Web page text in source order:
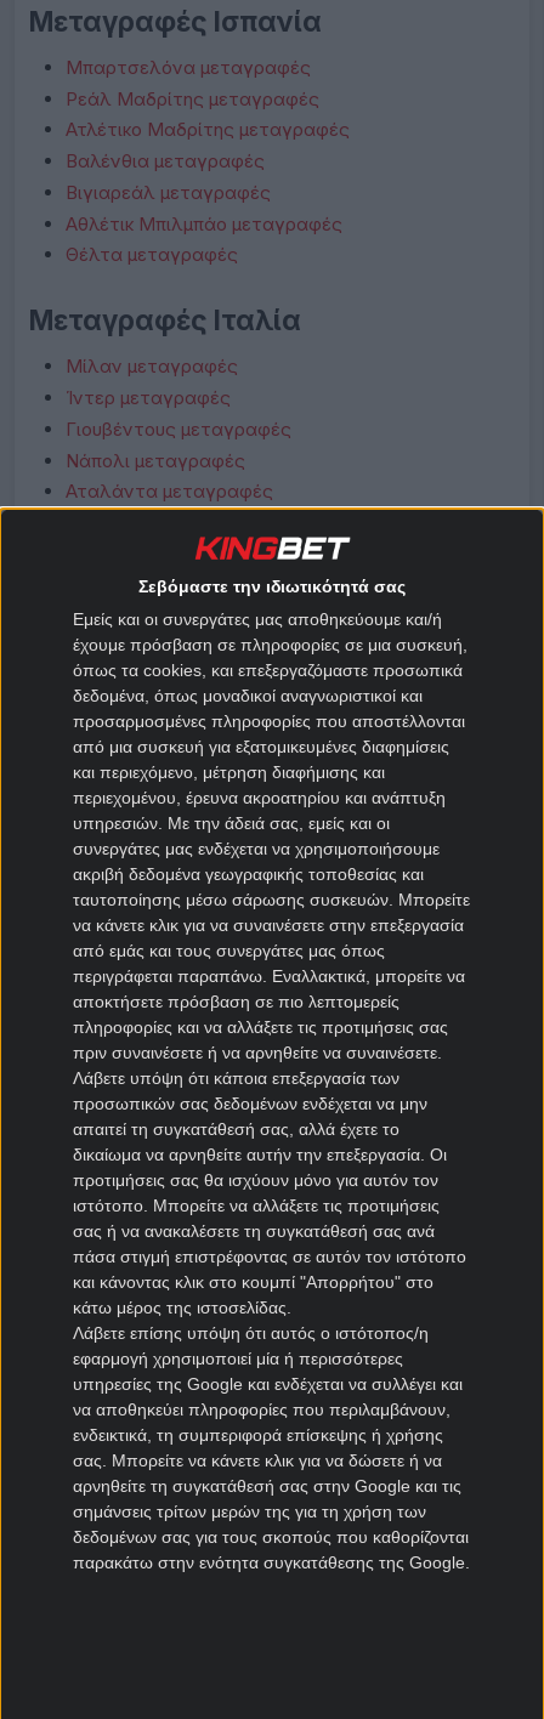
Σεβόμαστε την ιδιωτικότητά σας
Εμείς και οι συνεργάτες μας αποθηκεύουμε και/ή
έχουμε πρόσβαση σε πληροφορίες σε μια συσκευή,
όπως τα cookies, και επεξεργαζόμαστε προσωπικά
δεδομένα, όπως μοναδικοί αναγνωριστικοί και
προσαρμοσμένες πληροφορίες που αποστέλλονται
από μια συσκευή για εξατομικευμένες διαφημίσεις
και περιεχόμενο, μέτρηση διαφήμισης και
περιεχομένου, έρευνα ακροατηρίου και ανάπτυξη
υπηρεσιών. Με την άδειά σας, εμείς και οι
συνεργάτες μας ενδέχεται να χρησιμοποιήσουμε
ακριβή δεδομένα γεωγραφικής τοποθεσίας και
ταυτοποίησης μέσω σάρωσης συσκευών. Μπορείτε
να κάνετε κλικ για να συναινέσετε στην επεξεργασία
από εμάς και τους συνεργάτες μας όπως
περιγράφεται παραπάνω. Εναλλακτικά, μπορείτε να
αποκτήσετε πρόσβαση σε πιο λεπτομερείς
πληροφορίες και να αλλάξετε τις προτιμήσεις σας
πριν συναινέσετε ή να αρνηθείτε να συναινέσετε.
Λάβετε υπόψη ότι κάποια επεξεργασία των
προσωπικών σας δεδομένων ενδέχεται να μην
απαιτεί τη συγκατάθεσή σας, αλλά έχετε το
δικαίωμα να αρνηθείτε αυτήν την επεξεργασία. Οι
προτιμήσεις σας θα ισχύουν μόνο για αυτόν τον
ιστότοπο. Μπορείτε να αλλάξετε τις προτιμήσεις
σας ή να ανακαλέσετε τη συγκατάθεσή σας ανά
πάσα στιγμή επιστρέφοντας σε αυτόν τον ιστότοπο
και κάνοντας κλικ στο κουμπί "Απορρήτου" στο
κάτω μέρος της ιστοσελίδας.
Λάβετε επίσης υπόψη ότι αυτός ο ιστότοπος/η
εφαρμογή χρησιμοποιεί μία ή περισσότερες
υπηρεσίες της Google και ενδέχεται να συλλέγει και
να αποθηκεύει πληροφορίες που περιλαμβάνουν,
ενδεικτικά, τη συμπεριφορά επίσκεψης ή χρήσης
σας. Μπορείτε να κάνετε κλικ για να δώσετε ή να
αρνηθείτε τη συγκατάθεσή σας στην Google και τις
σημάνσεις τρίτων μερών της για τη χρήση των
δεδομένων σας για τους σκοπούς που καθορίζονται
παρακάτω στην ενότητα συγκατάθεσης της Google.
Μεταγραφές Ισπανία
Μπαρτσελόνα μεταγραφές
Ρεάλ Μαδρίτης μεταγραφές
Ατλέτικο Μαδρίτης μεταγραφές
Βαλένθια μεταγραφές
Βιγιαρεάλ μεταγραφές
Αθλέτικ Μπιλμπάο μεταγραφές
Θέλτα μεταγραφές
Μεταγραφές Ιταλία
Μίλαν μεταγραφές
Ίντερ μεταγραφές
Γιουβέντους μεταγραφές
Νάπολι μεταγραφές
Αταλάντα μεταγραφές
Ρόμα μεταγραφές
Φιορεντίνα μεταγραφές
Κόμο μεταγραφές
Μπολόνια μεταγραφές
Μεταγραφές Bundesliga
Μπάγερν μεταγραφές
Ντόρτμουντ μεταγραφές
Αμβούργο μεταγραφές
Λεβερκούζεν μεταγραφές
Άιντραχτ Φρανκφούρτης μεταγραφές
Μεταγραφές Γαλλία
Παρί Σεν Ζερμέν μεταγραφές
Μονακό μεταγραφές
Μαρσέιγ μεταγραφές
Λυών μεταγραφές
Μεταγραφές Super League 2
Ηρακλής μεταγραφές
ΠΑΣ Γιάννινα μεταγραφές
Πανιώνιος μεταγραφές
Καλλιθέα μεταγραφές
Καλαμάτα μεταγραφές
Νίκη Βόλου μεταγραφές
Μεταγραφές Cyprus League
Πάφος μεταγραφές
ΑΠΟΕΛ μεταγραφές
ΑΕΚ Λάρνακας μεταγραφές
Ομόνοια μεταγραφές